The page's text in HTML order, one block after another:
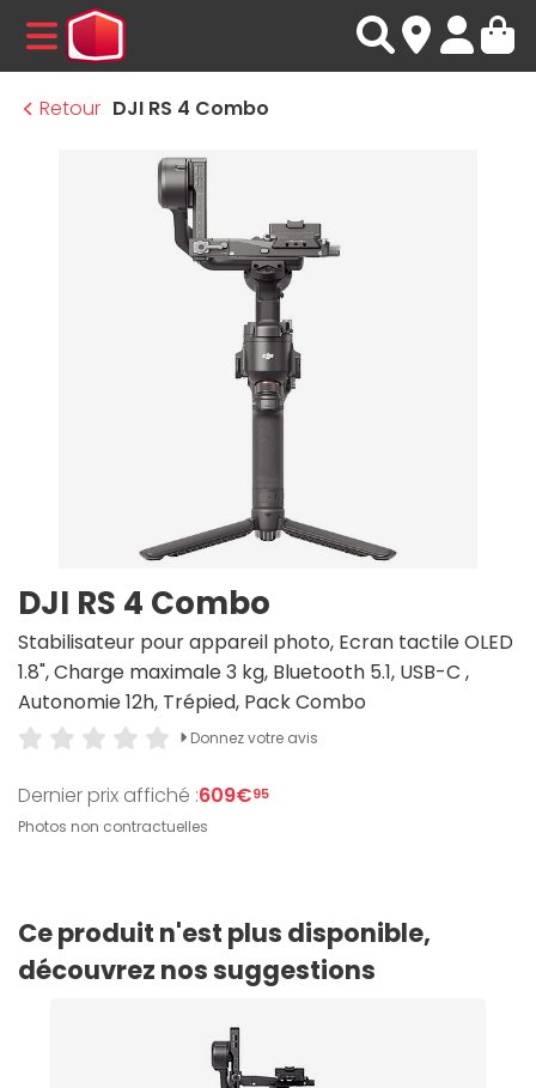
MENU
Retour DJI RS 4 Combo
DJI RS 4 Combo
Stabilisateur pour appareil photo, Ecran tactile OLED
1.8", Charge maximale 3 kg, Bluetooth 5.1, USB-C ,
Autonomie 12h, Trépied, Pack Combo
Donnez votre avis
Dernier prix affiché :609€95
Photos non contractuelles
Ce produit n'est plus disponible,
découvrez nos suggestions